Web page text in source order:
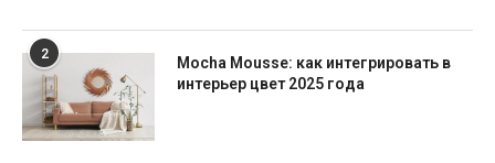
2
Mocha Mousse: как интегрировать в
интерьер цвет 2025 года